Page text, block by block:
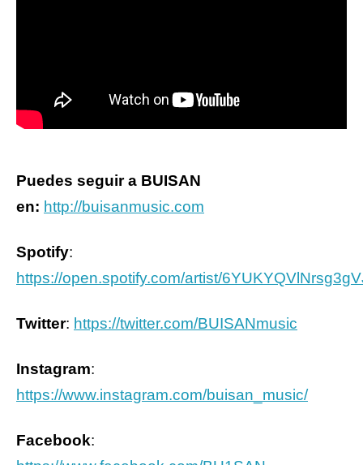
Puedes seguira BUISAN
en: http://buisanmusic.com
Spotify:
https://open.spotify.com/artist/
Twitter: https://twitter.com/BUISANmusic
Instagram:
https://www.instagram.com/buisan_music/
Facebook: